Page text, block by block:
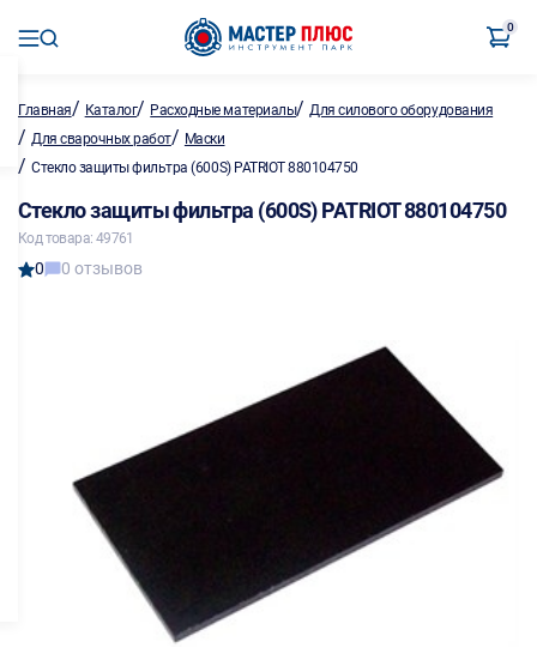
0
Главная/ Каталог/ Расходные материалы/Для силового оборудования
/ Для сварочных работ/ Маски
/ Стекло защиты фильтра (600S) PATRIOT 880104750
Стекло защиты фильтра (600S) PATRIOT 880104750
Код товара: 49761
0 0 отзывов